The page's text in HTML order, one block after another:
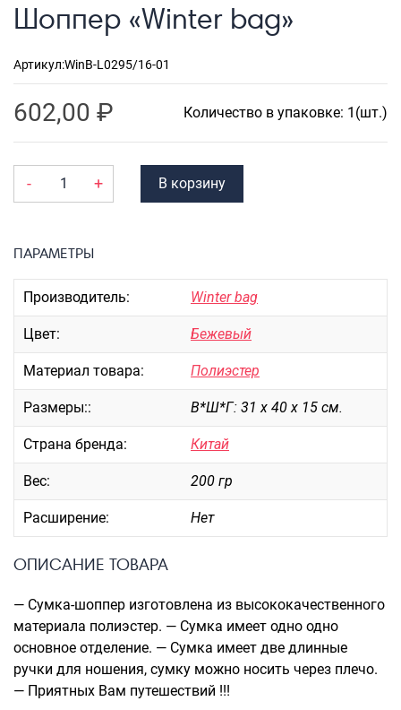
Рюкзаки детские
Рюкзаки на колесах
ШОППЕРЫ
Кейсы и планшеты
Кейсы
Аксессуары
ЧЕХЛЫ ДЛЯ ЧЕМОДАНОВ
Мешки для обуви
Пеналы для школы
Новинки
Чемоданы оптом
Чемоданы детские
Рюкзаки детские для детских
чемоданов
Бьюти-кейсы
Саквояжи
Шоппер «Winter bag»
Артикул:WinB-L0295/16-01
602,00 ₽ Количество в упаковке: 1(шт.)
- + В корзину
ПАРАМЕТРЫ
Производитель: Winter bag
Цвет: Бежевый
Материал товара: Полиэстер
Размеры:: В*Ш*Г: 31 х 40 х 15 см.
Страна бренда: Китай
Вес: 200 гр
Расширение: Нет
ОПИСАНИЕ ТОВАРА
— Сумка-шоппер изготовлена из высококачественного
материала полиэстер. — Сумка имеет одно одно
основное отделение. — Сумка имеет две длинные
ручки для ношения, сумку можно носить через плечо.
— Приятных Вам путешествий !!!